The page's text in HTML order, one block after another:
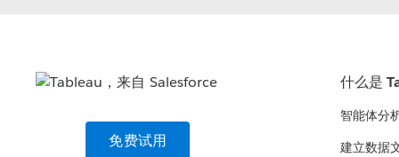
免费试用
什么是
智能体分
建立数据